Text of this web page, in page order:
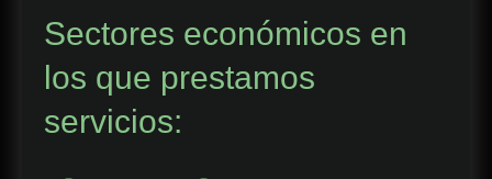
Sectores económicos en
los que prestamos
servicios: